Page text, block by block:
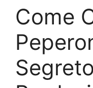
Come